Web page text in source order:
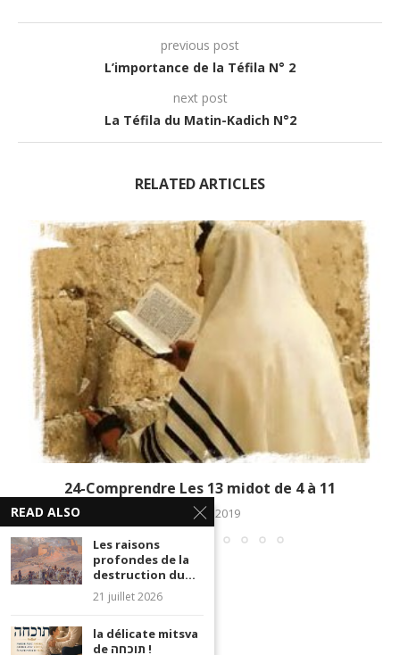
previous post
L’importance de la Téfila N° 2
next post
La Téfila du Matin-Kadich N°2
RELATED ARTICLES
24-Comprendre Les 13 midot de 4 à 11
13 février 2019
READ ALSO
Les raisons
profondes de la
destruction du...
21 juillet 2026
la délicate mitsva
de תוכחה !